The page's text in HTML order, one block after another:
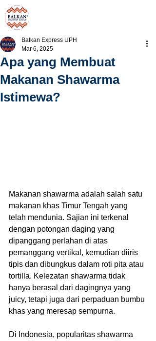
Apa yang Membuat
Makanan Shawarma
Istimewa?
Balkan Express UPH
Mar 6, 2025
Makanan shawarma adalah salah satu
makanan khas Timur Tengah yang
telah mendunia. Sajian ini terkenal
dengan potongan daging yang
dipanggang perlahan di atas
pemanggang vertikal, kemudian diiris
tipis dan dibungkus dalam roti pita atau
tortilla. Kelezatan shawarma tidak
hanya berasal dari dagingnya yang
juicy, tetapi juga dari perpaduan bumbu
khas yang meresap sempurna.
Di Indonesia, popularitas shawarma